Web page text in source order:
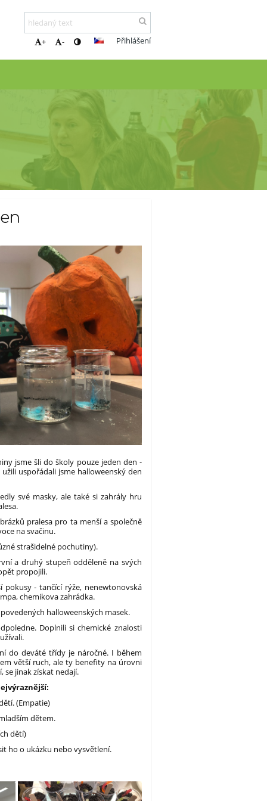
+ - Přihlášení
jsme šli do školy pouze jeden den -
uspořádali jsme halloweenský den
své masky, ale také si zahrály hru
pralesa pro ta menší a společně
na svačinu.
strašidelné pochutiny).
a druhý stupeň odděleně na svých
propojili.
- tančící rýže, nenewtonovská
chemikova zahrádka.
halloweenských masek.
Doplnili si chemické znalosti
do deváté třídy je náročné. I během
větší ruch, ale ty benefity na úrovni
jinak získat nedají.
(Empatie)
dětem.
dětí)
ho o ukázku nebo vysvětlení.